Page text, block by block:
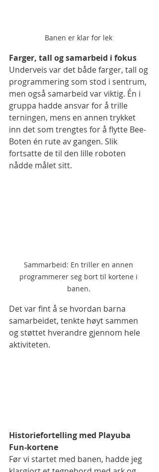
Banen er klar for lek
Farger, tall og samarbeid i fokus
Underveis var det både farger, tall og
programmering som stod i sentrum,
men også samarbeid var viktig. Én i
gruppa hadde ansvar for å trille
terningen, mens en annen trykket
inn det som trengtes for å flytte Bee-
Boten én rute av gangen. Slik
fortsatte de til den lille roboten
nådde målet sitt.
Sammarbeid: En triller en annen
programmerer seg bort til kortene i
banen.
Det var fint å se hvordan barna
samarbeidet, tenkte høyt sammen
og støttet hverandre gjennom hele
aktiviteten.
Historiefortelling med Playuba
Fun-kortene
Før vi startet med banen, hadde jeg